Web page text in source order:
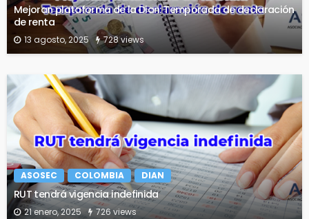
Mejoran plataforma de la Dian: Temporada de declaración
de renta
13 agosto, 2025 728 views
ASOSEC COLOMBIA DIAN
RUT tendrá vigencia indefinida
21 enero, 2025 726 views